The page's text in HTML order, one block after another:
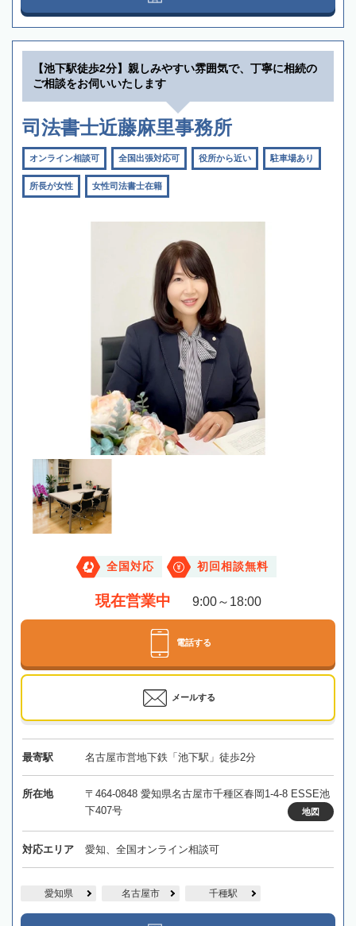
【池下駅徒歩2分】親しみやすい雰囲気で、丁寧に相続の
ご相談をお伺いいたします
司法書士近藤麻里事務所
オンライン相談可 全国出張対応可 役所から近い 駐車場あり
所長が女性 女性司法書士在籍
全国対応 初回相談無料
現在営業中 9:00～18:00
電話する
メールする
最寄駅 名古屋市営地下鉄「池下駅」徒歩2分
所在地
〒464-0848 愛知県名古屋市千種区春岡1-4-8 ESSE池
下407号
地図
対応エリア 愛知、全国オンライン相談可
愛知県 名古屋市 千種駅